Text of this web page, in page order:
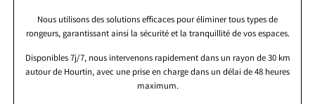
Nous utilisons des solutions efficaces pour éliminer tous types de
rongeurs, garantissant ainsi la sécurité et la tranquillité de vos espaces.
Disponibles 7j/7, nous intervenons rapidement dans un rayon de 30 km
autour de Hourtin, avec une prise en charge dans un délai de 48 heures
maximum.